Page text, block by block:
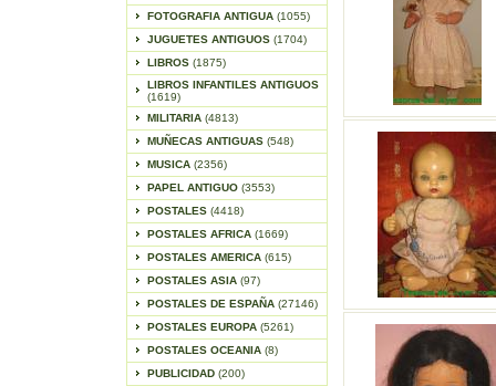
FOTOGRAFIA ANTIGUA (1055)
JUGUETES ANTIGUOS (1704)
LIBROS (1875)
LIBROS INFANTILES ANTIGUOS
(1619)
MILITARIA (4813)
MUÑECAS ANTIGUAS (548)
MUSICA (2356)
PAPEL ANTIGUO (3553)
POSTALES (4418)
POSTALES AFRICA (1669)
POSTALES AMERICA (615)
POSTALES ASIA (97)
POSTALES DE ESPAÑA (27146)
POSTALES EUROPA (5261)
POSTALES OCEANIA (8)
PUBLICIDAD (200)